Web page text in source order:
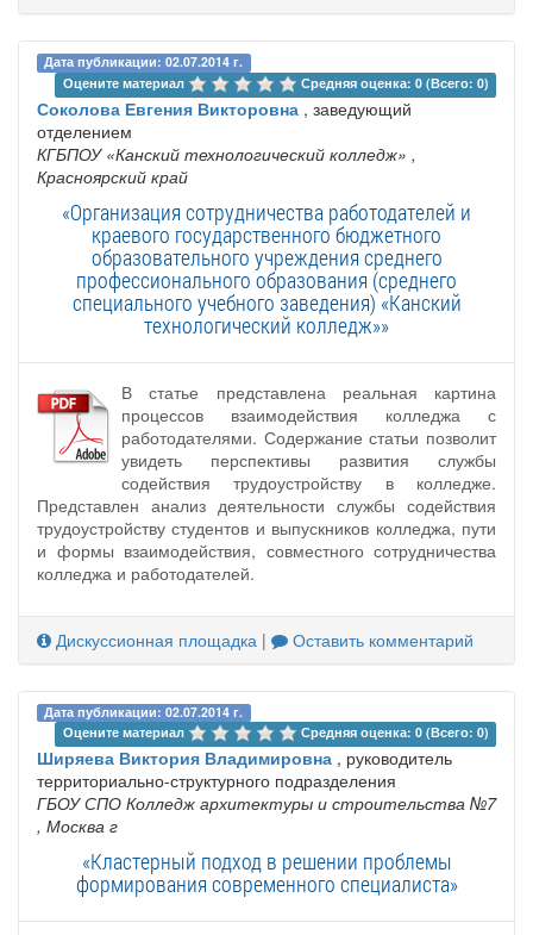
Дата публикации: 02.07.2014 г.
Оцените материал
Средняя оценка: 0 (Всего: 0)
Соколова Евгения Викторовна , заведующий
отделением
КГБПОУ «Канский технологический колледж» ,
Красноярский край
«Организация сотрудничества работодателей и
краевого государственного бюджетного
образовательного учреждения среднего
профессионального образования (среднего
специального учебного заведения) «Канский
технологический колледж»»
В статье представлена реальная картина
процессов взаимодействия колледжа с
работодателями. Содержание статьи позволит
увидеть перспективы развития службы
содействия трудоустройству в колледже.
Представлен анализ деятельности службы содействия
трудоустройству студентов и выпускников колледжа, пути
и формы взаимодействия, совместного сотрудничества
колледжа и работодателей.
Дискуссионная площадка | Оставить комментарий
Дата публикации: 02.07.2014 г.
Оцените материал
Средняя оценка: 0 (Всего: 0)
Ширяева Виктория Владимировна , руководитель
территориально-структурного подразделения
ГБОУ СПО Колледж архитектуры и строительства №7
, Москва г
«Кластерный подход в решении проблемы
формирования современного специалиста»